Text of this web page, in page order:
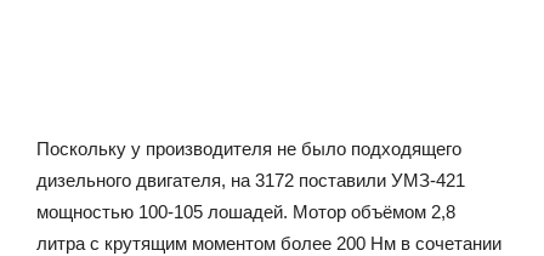
Поскольку у производителя не было подходящего
дизельного двигателя, на 3172 поставили УМЗ-421
мощностью 100-105 лошадей. Мотор объёмом 2,8
литра с крутящим моментом более 200 Нм в сочетании